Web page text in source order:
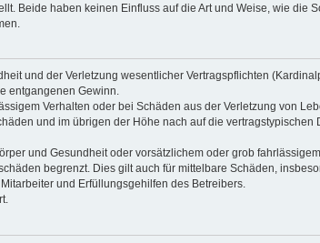
Beide haben keinen Einfluss auf die Art und Weise, wie
und der Verletzung wesentlicher Vertragspflichten
entgangenen Gewinn.
Verhalten oder bei Schäden aus der Verletzung von
und im übrigen der Höhe nach auf die
und Gesundheit oder vorsätzlichem oder grob
begrenzt. Dies gilt auch für mittelbare Schäden,
und Erfüllungsgehilfen des Betreibers.